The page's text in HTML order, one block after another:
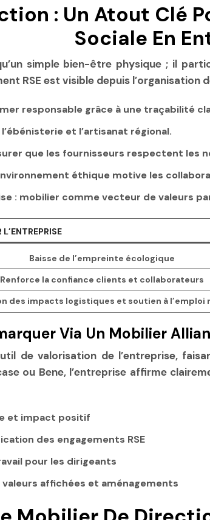
: Un Atout Clé
Sociale En
simple bien-être physique ; il
RSE est visible depuis
responsable grâce à une traçabilité
et l’artisanat régional.
que les fournisseurs respectent les
éthique motive les
: mobilier comme vecteur de valeurs
Baisse de l’empreinte écologique
Renforce la confiance clients et collaborateurs
des impacts logistiques et soutien à l’emploi
Via Un Mobilier
de valorisation de l’entreprise,
ou Bene, l’entreprise affirme
et impact positif
des engagements RSE
pour les dirigeants
affichées et aménagements